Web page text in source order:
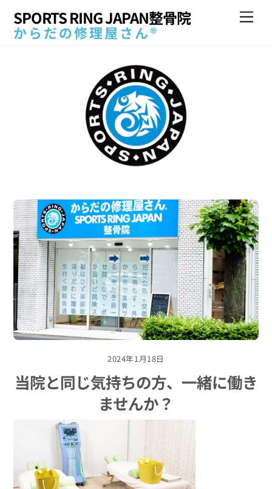
SPORTS RING JAPAN整骨院
からだの修理屋さん®
2024年1月18日
当院と同じ気持ちの方、一緒に働き
ませんか？